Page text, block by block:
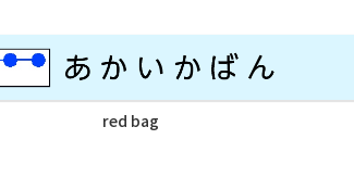
red bag